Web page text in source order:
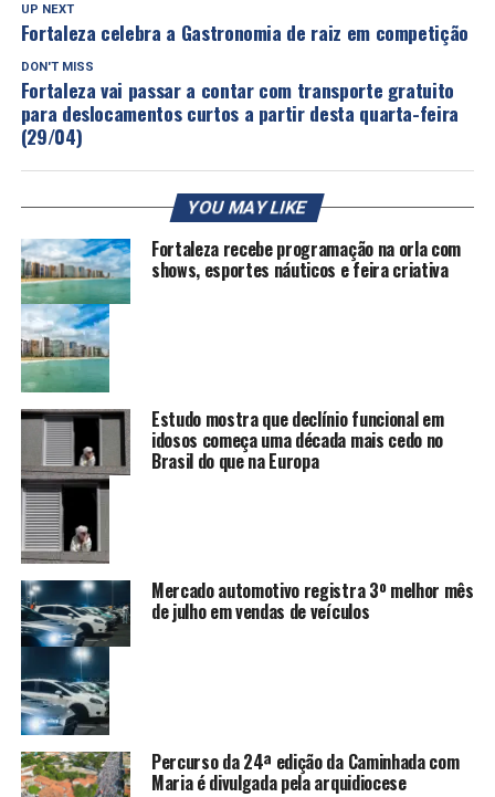
UP NEXT
Fortaleza celebra a Gastronomia de raiz em competição
DON'T MISS
Fortaleza vai passar a contar com transporte gratuito
para deslocamentos curtos a partir desta quarta-feira
(29/04)
YOU MAY LIKE
Fortaleza recebe programação na orla com
shows, esportes náuticos e feira criativa
Estudo mostra que declínio funcional em
idosos começa uma década mais cedo no
Brasil do que na Europa
Mercado automotivo registra 3º melhor mês
de julho em vendas de veículos
Percurso da 24ª edição da Caminhada com
Maria é divulgada pela arquidiocese